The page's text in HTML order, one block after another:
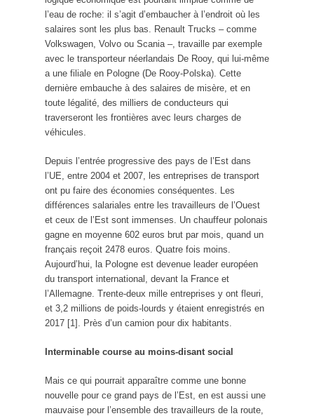
l’eau de roche: il s’agit d’embaucher à l’endroit où les
salaires sont les plus bas. Renault Trucks – comme
Volkswagen, Volvo ou Scania –, travaille par exemple
avec le transporteur néerlandais De Rooy, qui lui-même
a une filiale en Pologne (De Rooy-Polska). Cette
dernière embauche à des salaires de misère, et en
toute légalité, des milliers de conducteurs qui
traverseront les frontières avec leurs charges de
véhicules.
Depuis l’entrée progressive des pays de l’Est dans
l’UE, entre 2004 et 2007, les entreprises de transport
ont pu faire des économies conséquentes. Les
différences salariales entre les travailleurs de l’Ouest
et ceux de l’Est sont immenses. Un chauffeur polonais
gagne en moyenne 602 euros brut par mois, quand un
français reçoit 2478 euros. Quatre fois moins.
Aujourd’hui, la Pologne est devenue leader européen
du transport international, devant la France et
l’Allemagne. Trente-deux mille entreprises y ont fleuri,
et 3,2 millions de poids-lourds y étaient enregistrés en
2017 [1]. Près d’un camion pour dix habitants.
Interminable course au moins-disant social
Mais ce qui pourrait apparaître comme une bonne
nouvelle pour ce grand pays de l’Est, en est aussi une
mauvaise pour l’ensemble des travailleurs de la route,